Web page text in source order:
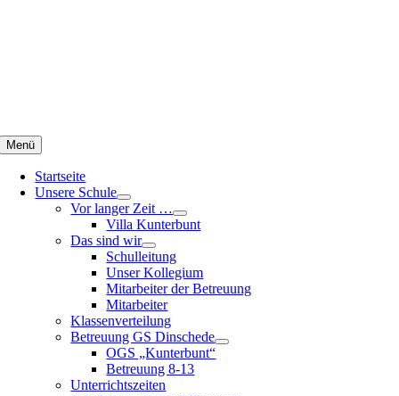
Menü
Startseite
Unsere Schule
Vor langer Zeit …
Villa Kunterbunt
Das sind wir
Schulleitung
Unser Kollegium
Mitarbeiter der Betreuung
Mitarbeiter
Klassenverteilung
Betreuung GS Dinschede
OGS „Kunterbunt“
Betreuung 8-13
Unterrichtszeiten